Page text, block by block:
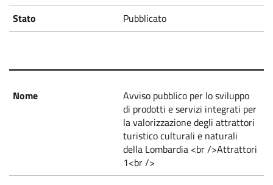
Pubblicato
Avviso pubblico per lo sviluppo
di prodotti e servizi integrati per
la valorizzazione degli attrattori
turistico culturali e naturali
della Lombardia <br />Attrattori
1<br />